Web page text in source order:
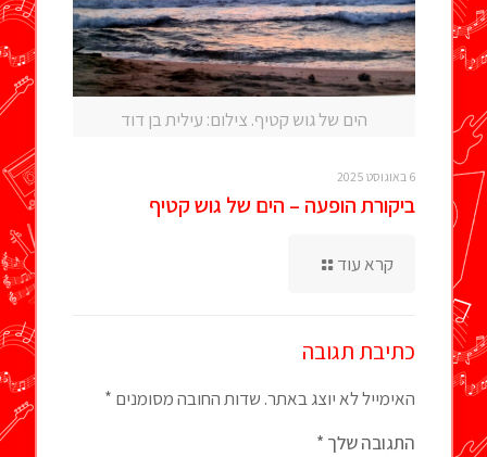
הים של גוש קטיף. צילום: עילית בן דוד
6 באוגוסט 2025
ביקורת הופעה – הים של גוש קטיף
קרא עוד
כתיבת תגובה
האימייל לא יוצג באתר. שדות החובה מסומנים *
התגובה שלך *